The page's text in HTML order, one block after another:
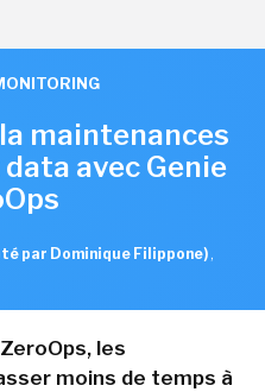
maintenances
avec Genie
par Dominique Filippone) ,
les
moins de temps à